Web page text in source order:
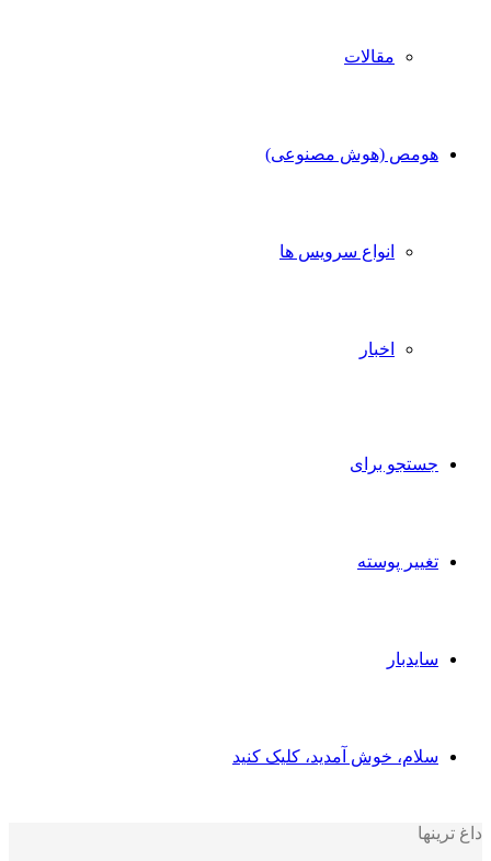
مقالات
هومص (هوش مصنوعی)
انواع سرویس ها
اخبار
جستجو برای
تغییر پوسته
سایدبار
سلام، خوش آمدید، کلیک کنید
داغ ترینها